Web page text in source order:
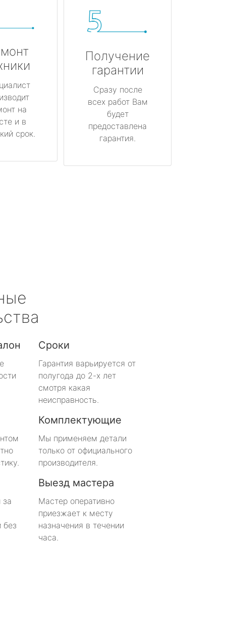
на
и в
срок.
Получение
гарантии
Сразу после
всех работ Вам
будет
предоставлена
гарантия.
Сроки
Гарантия варьируется от
полугода до 2-х лет
смотря какая
неисправность.
Комплектующие
Мы применяем детали
только от официального
производителя.
за
без
Выезд мастера
Мастер оперативно
приезжает к месту
назначения в течении
часа.